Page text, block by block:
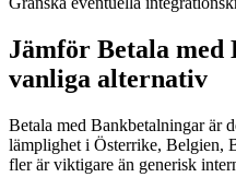
Jämför Betala med
vanliga alternativ
Betala med Bankbetalningar är
lämplighet i Österrike, Belgien,
fler är viktigare än generisk